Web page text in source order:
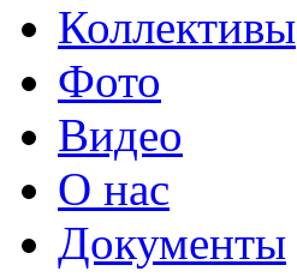
Коллективы
Фото
Видео
О нас
Документы